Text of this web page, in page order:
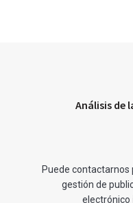
Análisis de
Puede contactarnos
gestión de
electrónico